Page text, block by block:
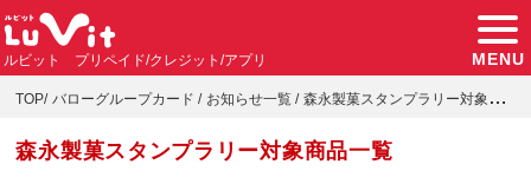
ルビット プリペイド/クレジット/アプリ MENU
TOP バローグループカード お知らせ一覧 森永製菓スタンプラリー対象商品一覧
森永製菓スタンプラリー対象商品一覧